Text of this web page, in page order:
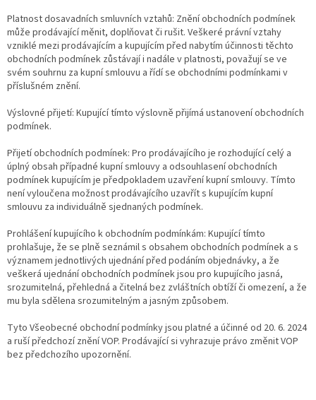
Platnost dosavadních smluvních vztahů: Znění obchodních podmínek
může prodávající měnit, doplňovat či rušit. Veškeré právní vztahy
vzniklé mezi prodávajícím a kupujícím před nabytím účinnosti těchto
obchodních podmínek zůstávají i nadále v platnosti, považují se ve
svém souhrnu za kupní smlouvu a řídí se obchodními podmínkami v
příslušném znění.
Výslovné přijetí: Kupující tímto výslovně přijímá ustanovení obchodních
podmínek.
Přijetí obchodních podmínek: Pro prodávajícího je rozhodující celý a
úplný obsah případné kupní smlouvy a odsouhlasení obchodních
podmínek kupujícím je předpokladem uzavření kupní smlouvy. Tímto
není vyloučena možnost prodávajícího uzavřít s kupujícím kupní
smlouvu za individuálně sjednaných podmínek.
Prohlášení kupujícího k obchodním podmínkám: Kupující tímto
prohlašuje, že se plně seznámil s obsahem obchodních podmínek a s
významem jednotlivých ujednání před podáním objednávky, a že
veškerá ujednání obchodních podmínek jsou pro kupujícího jasná,
srozumitelná, přehledná a čitelná bez zvláštních obtíží či omezení, a že
mu byla sdělena srozumitelným a jasným způsobem.
Tyto Všeobecné obchodní podmínky jsou platné a účinné od 20. 6. 2024
a ruší předchozí znění VOP. Prodávající si vyhrazuje právo změnit VOP
bez předchozího upozornění.